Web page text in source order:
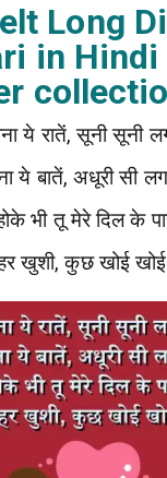
Long
in Hindi
ये रातें, सूनी सूनी
ये बातें, अधूरी सी
भी तू मेरे दिल के
हर खुशी, कुछ खोई